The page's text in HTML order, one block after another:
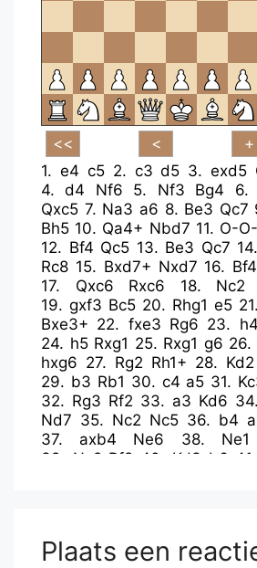
1. e4 c5 2. c3 d5 3.exd5
4.d4 Nf6 5. Nf3 Bg4
Qxc5 7. Na3 a6 8. Be3 Qc7
Bh5 10. Qa4+ Nbd7 11. O-
12. Bf4 Qc5 13. Be3 Qc7 14.
Rc8 15. Bxd7+ Nxd7 16. Bf4
17. Qxc6 Rxc6 18. Nc2
19. gxf3 Bc5 20. Rhg1 e5 21.
Bxe3+ 22. fxe3 Rg6 23. h4
24. h5 Rxg1 25. Rxg1 g6 26.
hxg6 27. Rg2 Rh1+ 28. Kd2
29. b3 Rb1 30. c4 a5 31.
32. Rg3 Rf2 33. a3 Kd6 34.
Nd7 35. Nc2 Nc5 36. b4
37. axb4 Ne6 38. Ne1
39. Nc2 Rf2 40. Kd3 b6 41.
Plaats een